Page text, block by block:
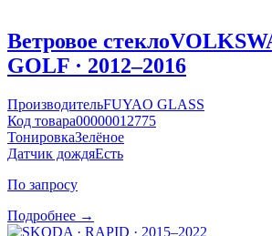
Ветровое стекло
GOLF · 2012–2016
ПроизводительFUYAO GLASS
Код товара00000012775
ТонировкаЗелёное
Датчик дождяЕсть
По запросу
Подробнее →